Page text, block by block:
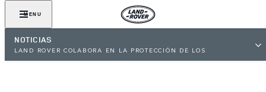
MENU
NOTICIAS
LAND ROVER COLABORA EN LA PROTECCIÓN DE LOS